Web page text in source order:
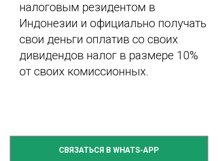
налоговым резидентом в
Индонезии и официально получать
свои деньги оплатив со своих
дивидендов налог в размере 10%
от своих комиссионных.
СВЯЗАТЬСЯ В WHATS-APP